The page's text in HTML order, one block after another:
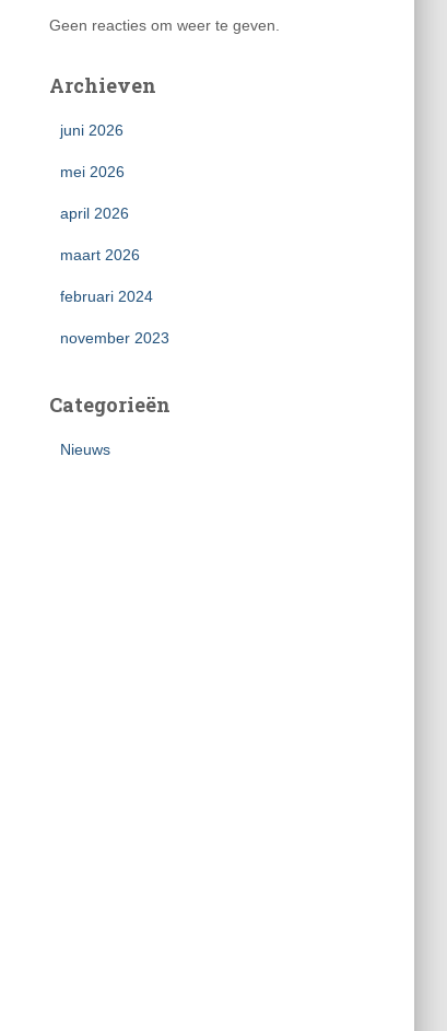
Geen reacties om weer te geven.
Archieven
juni 2026
mei 2026
april 2026
maart 2026
februari 2024
november 2023
Categorieën
Nieuws